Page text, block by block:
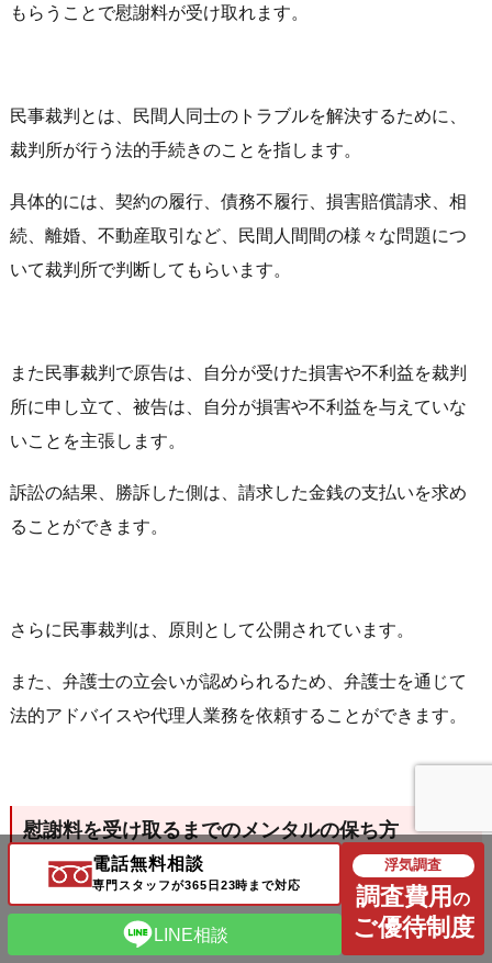
もらうことで慰謝料が受け取れます。
民事裁判とは、民間人同士のトラブルを解決するために、
裁判所が行う法的手続きのことを指します。
具体的には、契約の履行、債務不履行、損害賠償請求、相
続、離婚、不動産取引など、民間人間間の様々な問題につ
いて裁判所で判断してもらいます。
また民事裁判で原告は、自分が受けた損害や不利益を裁判
所に申し立て、被告は、自分が損害や不利益を与えていな
いことを主張します。
訴訟の結果、勝訴した側は、請求した金銭の支払いを求め
ることができます。
さらに民事裁判は、原則として公開されています。
また、弁護士の立会いが認められるため、弁護士を通じて
法的アドバイスや代理人業務を依頼することができます。
慰謝料を受け取るまでのメンタルの保ち方
自身が不倫をされていると知った際、しばらくはショック
で立ち直れないこともあるでしょう。
電話無料相談
専門スタッフが365日23時まで対応
LINE相談
浮気調査
調査費用の
ご優待制度